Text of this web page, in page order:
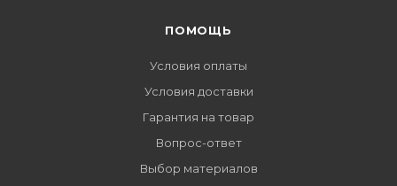
ПОМОЩЬ
Условия оплаты
Условия доставки
Гарантия на товар
Вопрос-ответ
Выбор материалов